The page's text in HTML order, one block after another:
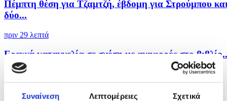
Συναίνεση Λεπτομέρειες Σχετικά
Πέμπτη θέση για Τζαμτζή, έβδομη για Στρούμπου
δύο...
πριν 29 λεπτά
Ερευνά καταγγελία σε σχέση με αναφορές στο
πριν μία ώρα
Δεν θα αποδεχθεί λύση που «καταργεί» την